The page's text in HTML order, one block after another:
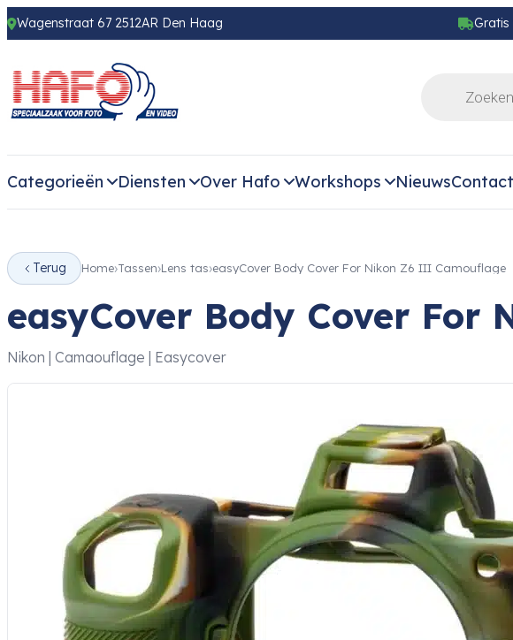
Wagenstraat 67 2512AR Den Haag Gratis
Categorieën Diensten Over Hafo Workshops NieuwsContact
Terug Home Tassen Lens tas easyCover Body Cover For Nikon Z6 III Camouflage
easyCover Body Cover
Nikon | Camaouflage | Easycover